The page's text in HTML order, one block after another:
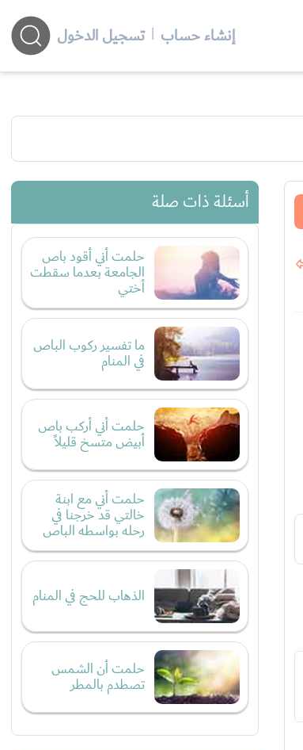
إنشاء حساب | تسجيل الدخول
أسئلة ذات صلة
حلمت أني أقود باص
الجامعة بعدما سقطت
أختي
ما تفسير ركوب الباص
في المنام
حلمت أني أركب باص
أبيض متسخ قليلاً
حلمت أني مع ابنة
خالتي قد خرجنا في
رحله بواسطه الباص
الذهاب للحج في المنام
حلمت أن الشمس
تصطدم بالمطر